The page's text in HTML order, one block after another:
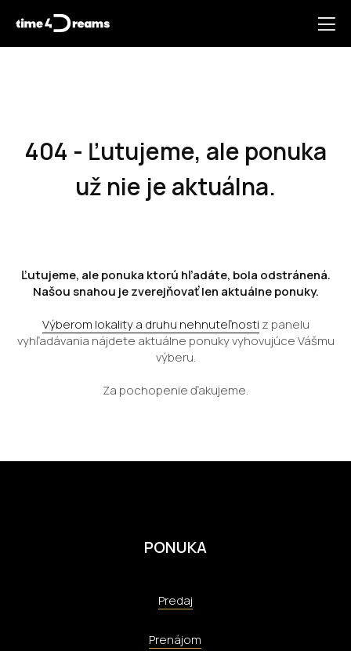
404 - Ľutujeme, ale ponuka
už nie je aktuálna.
Ľutujeme, ale ponuka ktorú hľadáte, bola odstránená.
Našou snahou je zverejňovať len aktuálne ponuky.
Výberom lokality a druhu nehnuteľnosti z panelu
vyhľadávania nájdete aktuálne ponuky vyhovujúce Vášmu
výberu.
Za pochopenie ďakujeme.
PONUKA
Predaj
Prenájom